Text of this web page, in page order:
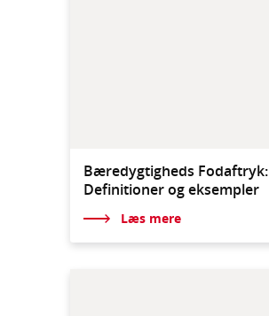
Bæredygtigheds Fodaftryk:
Definitioner og eksempler
Læs mere